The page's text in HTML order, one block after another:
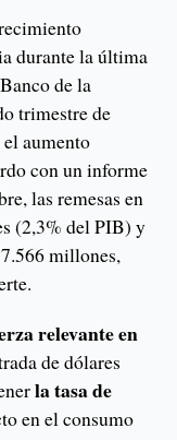
durante la última
de la
trimestre de
aumento
con un informe
las remesas en
(2,3% del PIB) y
millones,
relevante en
de dólares
la tasa de
en el consumo